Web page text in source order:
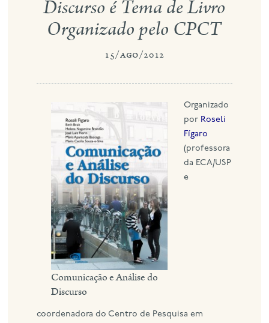
publicações
notícias
eventos
contato
eng
Discurso é Tema de Livro
Organizado pelo CPCT
15/ago/2012
Comunicação e Análise do
Discurso
Organizado
por Roseli
Fígaro
(professora
da ECA/USP
e
coordenadora do Centro de Pesquisa em